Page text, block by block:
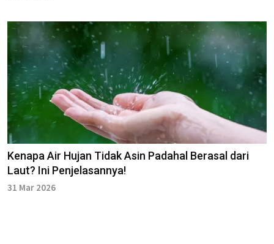
Kenapa Air Hujan Tidak Asin Padahal Berasal dari
Laut? Ini Penjelasannya!
31 Mar 2026